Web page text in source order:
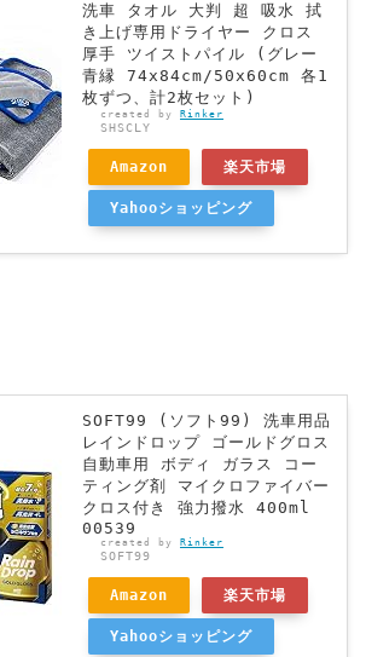
洗車 タオル 大判 超 吸水 拭
き上げ専用ドライヤー クロス
厚手 ツイストパイル (グレー
青縁 74x84cm/50x60cm 各1
枚ずつ、計2枚セット)
created by Rinker
SHSCLY
Amazon 楽天市場
Yahooショッピング
SOFT99 (ソフト99) 洗車用品
レインドロップ ゴールドグロス
自動車用 ボディ ガラス コー
ティング剤 マイクロファイバー
クロス付き 強力撥水 400ml
00539
created by Rinker
SOFT99
Amazon 楽天市場
Yahooショッピング